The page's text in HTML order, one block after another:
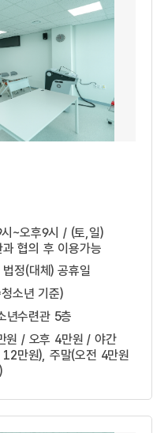
~오후9시 / (토,일)
협의 후 이용가능
정(대체) 공휴일
소년 기준)
년수련관 5층
원 / 오후 4만원 / 야간
만원), 주말(오전 4만원